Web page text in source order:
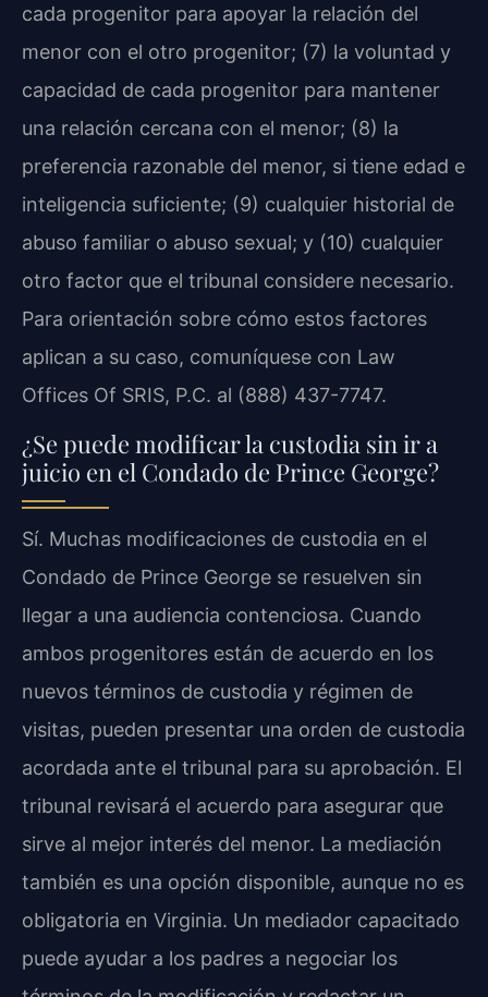
cada progenitor para apoyar la relación del
menor con el otro progenitor; (7) la voluntad y
capacidad de cada progenitor para mantener
una relación cercana con el menor; (8) la
preferencia razonable del menor, si tiene edad e
inteligencia suficiente; (9) cualquier historial de
abuso familiar o abuso sexual; y (10) cualquier
otro factor que el tribunal considere necesario.
Para orientación sobre cómo estos factores
aplican a su caso, comuníquese con Law
Offices Of SRIS, P.C. al (888) 437-7747.
¿Se puede modificar la custodia sin ir a
juicio en el Condado de Prince George?
Sí. Muchas modificaciones de custodia en el
Condado de Prince George se resuelven sin
llegar a una audiencia contenciosa. Cuando
ambos progenitores están de acuerdo en los
nuevos términos de custodia y régimen de
visitas, pueden presentar una orden de custodia
acordada ante el tribunal para su aprobación. El
tribunal revisará el acuerdo para asegurar que
sirve al mejor interés del menor. La mediación
también es una opción disponible, aunque no es
obligatoria en Virginia. Un mediador capacitado
puede ayudar a los padres a negociar los